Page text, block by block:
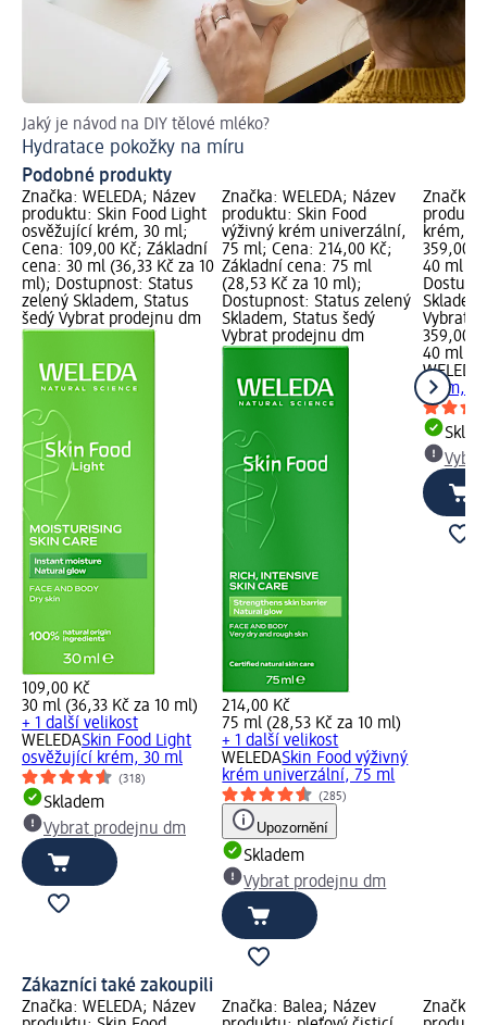
Jaký je návod na DIY tělové mléko?
Hydratace pokožky na míru
Podobné produkty
Značka: WELEDA; Název
produktu: Skin Food Light
osvěžující krém, 30 ml;
Cena: 109,00 Kč; Základní
cena: 30 ml (36,33 Kč za 10
ml); Dostupnost: Status
zelený Skladem, Status
šedý Vybrat prodejnu dm
109,00 Kč
30 ml (36,33 Kč za 10 ml)
+ 1 další velikost
WELEDASkin Food Light
osvěžující krém, 30 ml
(318)
Skladem
Vybrat prodejnu dm
Značka: WELEDA; Název
produktu: Skin Food
výživný krém univerzální,
75 ml; Cena: 214,00 Kč;
Základní cena: 75 ml
(28,53 Kč za 10 ml);
Dostupnost: Status zelený
Skladem, Status šedý
Vybrat prodejnu dm
214,00 Kč
75 ml (28,53 Kč za 10 ml)
+ 1 další velikost
WELEDASkin Food výživný
krém univerzální, 75 ml
(285)
Upozornění
Skladem
Vybrat prodejnu dm
Značka:
krém,
359,00
40 ml
Vybrat
359,00
40 ml
WELEDA
krém,
Zákazníci také zakoupili
Značka: WELEDA; Název
Značka: Balea; Název
Značka: